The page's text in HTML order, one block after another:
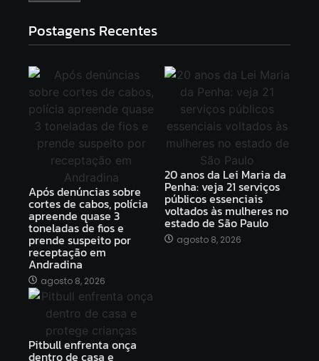
Postagens Recentes
Após denúncias sobre
cortes de cabos, polícia
apreende quase 3
toneladas de fios e
prende suspeito por
receptação em
Andradina
agosto 8, 2026
20 anos da Lei Maria da
Penha: veja 21 serviços
públicos essenciais
voltados às mulheres no
estado de São Paulo
agosto 8, 2026
Pitbull enfrenta onça
dentro de casa e